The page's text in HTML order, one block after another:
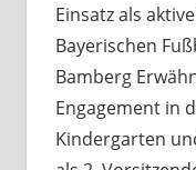
Einsatz als
Bayerischen
Bamberg
Engagement in
Kindergarten